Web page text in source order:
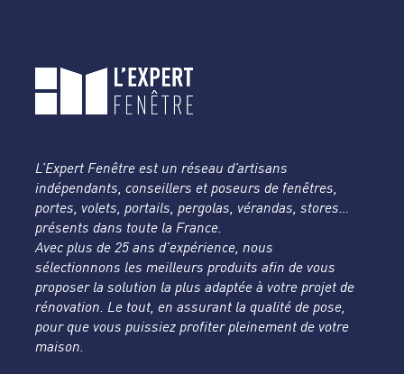
L’Expert Fenêtre est un réseau d’artisans
indépendants, conseillers et poseurs de fenêtres,
portes, volets, portails, pergolas, vérandas, stores…
présents dans toute la France.
Avec plus de 25 ans d’expérience, nous
sélectionnons les meilleurs produits afin de vous
proposer la solution la plus adaptée à votre projet de
rénovation. Le tout, en assurant la qualité de pose,
pour que vous puissiez profiter pleinement de votre
maison.